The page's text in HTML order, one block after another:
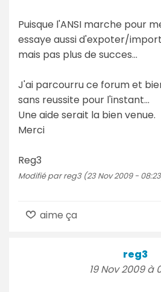
Puisque l'ANSI marche pour
essaye aussi d'expoter/
mais pas plus de succes...
J'ai parcourru ce forum et
sans reussite pour l'instant...
Une aide serait la bien venue.
Merci
Reg3
Modifié par reg3 (23 Nov 2009 -
aime ça
reg3
19 Nov 2009 à